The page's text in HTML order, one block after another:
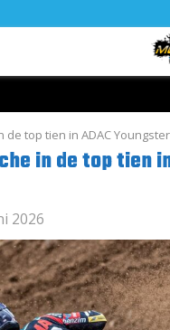
de top tien in ADAC
in de top tien
2026